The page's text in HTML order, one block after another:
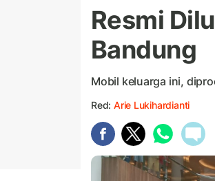
Resmi
Bandung
Mobil keluarga ini,
Red: Arie Lukihardianti